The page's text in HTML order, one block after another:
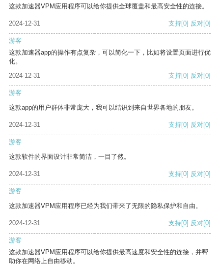
这款加速器VPM应用程序可以给你提供全球覆盖和最高安全性的连接。
2024-12-31 支持[0] 反对[0]
游客
这款加速器app的操作有点复杂，可以简化一下，比如将设置页面进行优
化。
2024-12-31
支持[0] 反对[0]
游客
这款app的用户群体非常庞大，我可以结识到来自世界各地的朋友。
2024-12-31 支持[0] 反对[0]
游客
这款软件的界面设计非常简洁，一目了然。
2024-12-31 支持[0] 反对[0]
游客
这款加速器VPM应用程序已经为我们带来了无限的隐私保护和自由。
2024-12-31 支持[0] 反对[0]
游客
这款加速器VPM应用程序可以给你提供最高速度和安全性的连接，并帮
助你在网络上自由移动。